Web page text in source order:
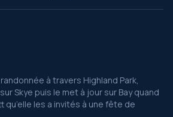
à travers Highland Park,
Skye puis le met à jour sur Bay quand
qu’elle les a invités à une fête de